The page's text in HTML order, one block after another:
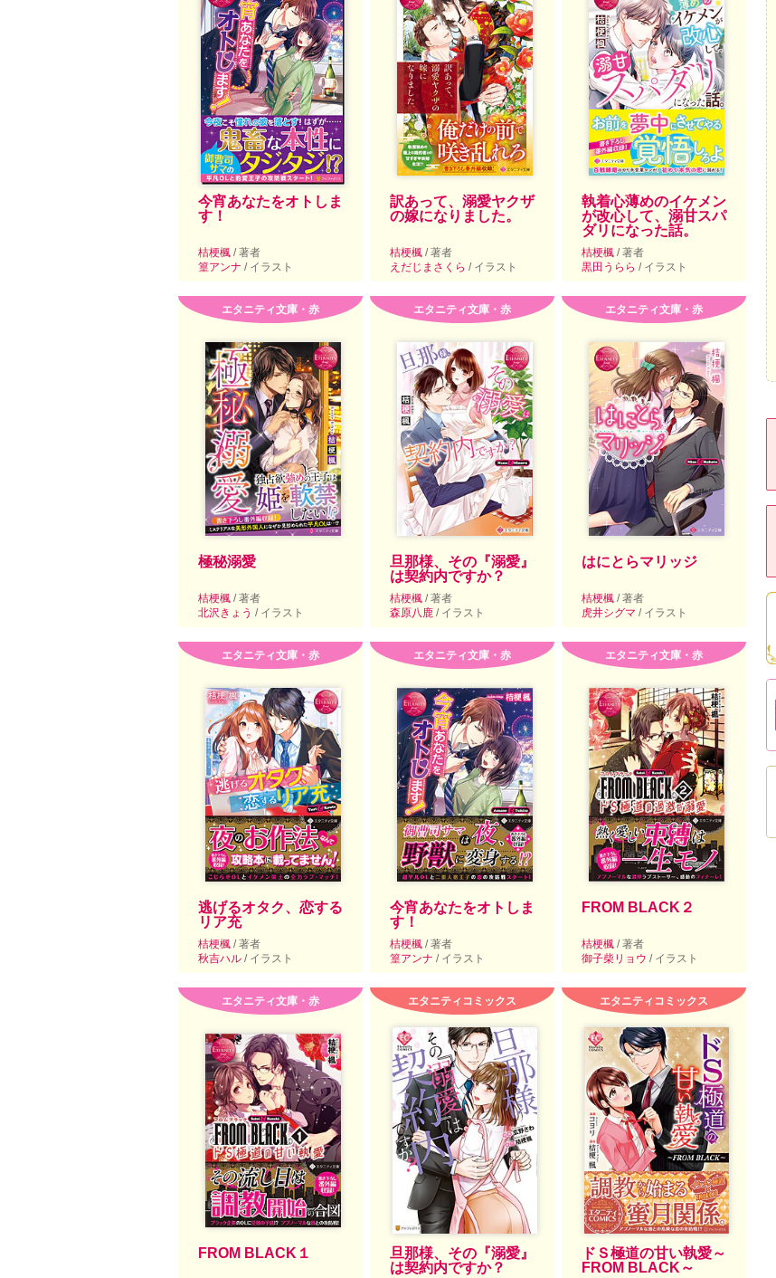
今宵あなたをオトしま
す！
桔梗楓 / 著者
篁アンナ / イラスト
訳あって、溺愛ヤクザ
の嫁になりました。
桔梗楓 / 著者
えだじまさくら / イラスト
執着心薄めのイケメン
が改心して、溺甘スパ
ダリになった話。
桔梗楓 / 著者
黒田うらら / イラスト
エタニティ文庫・赤
極秘溺愛
桔梗楓 / 著者
北沢きょう / イラスト
エタニティ文庫・赤
旦那様、その『溺愛』
は契約内ですか？
桔梗楓 / 著者
森原八鹿 / イラスト
エタニティ文庫・赤
はにとらマリッジ
桔梗楓 / 著者
虎井シグマ / イラスト
エタニティ文庫・赤
逃げるオタク、恋する
リア充
桔梗楓 / 著者
秋吉ハル / イラスト
エタニティ文庫・赤
今宵あなたをオトしま
す！
桔梗楓 / 著者
篁アンナ / イラスト
エタニティ文庫・赤
FROM BLACK２
桔梗楓 / 著者
御子柴リョウ / イラスト
エタニティ文庫・赤
FROM BLACK１
エタニティコミックス
旦那様、その『溺愛』
は契約内ですか？
エタニティコミックス
ドＳ極道の甘い執愛～
FROM BLACK～